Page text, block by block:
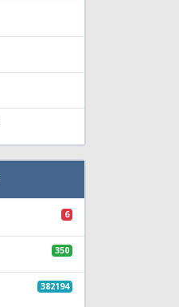
6
350
382194